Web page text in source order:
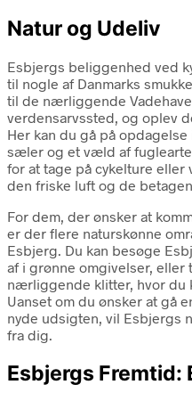
Natur og Udeliv
Esbjergs beliggenhed ved
til nogle af Danmarks
til de nærliggende
verdensarvssted, og oplev
Her kan du gå på
sæler og et væld af
for at tage på cykelture eller
den friske luft og de
For dem, der ønsker at
er der flere naturskønne
Esbjerg. Du kan besøge
af i grønne omgivelser, eller
nærliggende klitter, hvor du
Uanset om du ønsker at gå
nyde udsigten, vil Esbjergs
fra dig.
Esbjergs Fremtid: